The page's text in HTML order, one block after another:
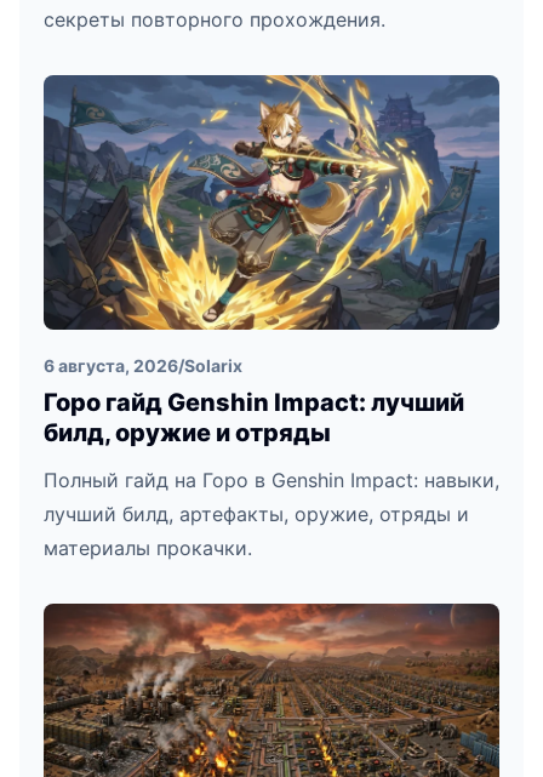
секреты повторного прохождения.
6 августа, 2026/Solarix
Горо гайд Genshin Impact: лучший
билд, оружие и отряды
Полный гайд на Горо в Genshin Impact: навыки,
лучший билд, артефакты, оружие, отряды и
материалы прокачки.